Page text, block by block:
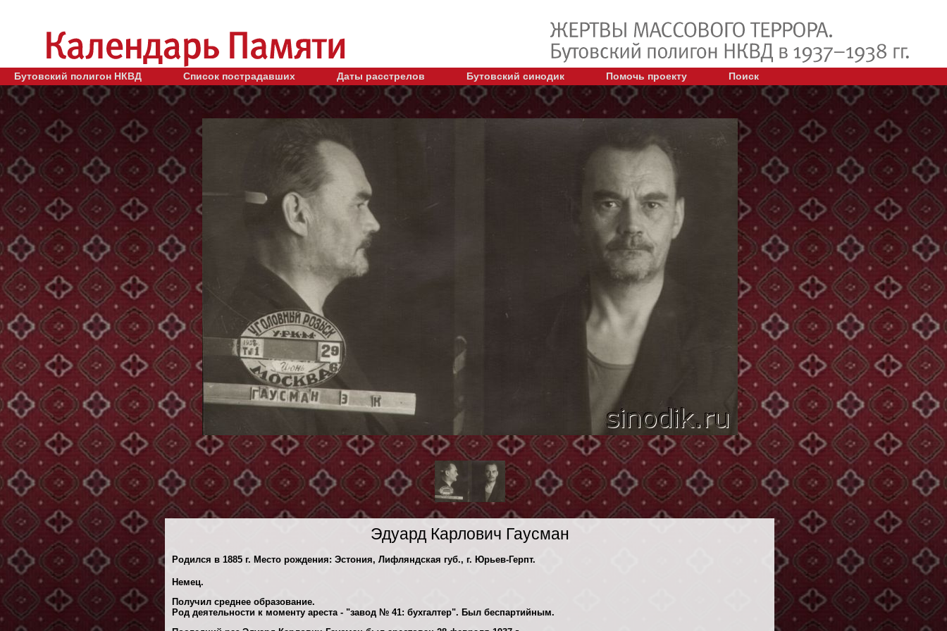
Бутовский полигон НКВД Список пострадавших Даты расстрелов Бутовский синодик Помочь проекту Поиск
Эдуард Карлович Гаусман
Родился в 1885 г. Место рождения: Эстония, Лифляндская губ., г. Юрьев-Герпт.
Немец.
Получил среднее образование.
Род деятельности к моменту ареста - "завод № 41: бухгалтер". Был беспартийным.